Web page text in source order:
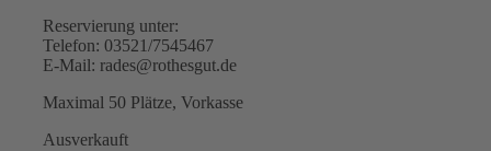
Reservierung unter:
Telefon: 03521/7545467
E-Mail: rades@rothesgut.de
Maximal 50 Plätze, Vorkasse
Ausverkauft